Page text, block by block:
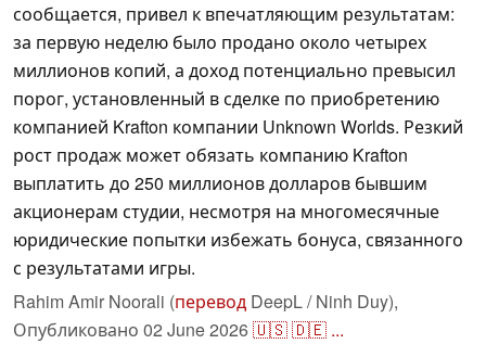
сообщается, привел к впечатляющим результатам:
за первую неделю было продано около четырех
миллионов копий, а доход потенциально превысил
порог, установленный в сделке по приобретению
компанией Krafton компании Unknown Worlds. Резкий
рост продаж может обязать компанию Krafton
выплатить до 250 миллионов долларов бывшим
акционерам студии, несмотря на многомесячные
юридические попытки избежать бонуса, связанного
с результатами игры.
Rahim Amir Noorali (перевод DeepL / Ninh Duy),
Опубликовано 02 June 2026🇺🇸🇩🇪 ...